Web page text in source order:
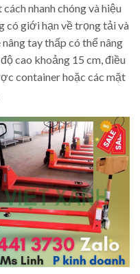
nhanh chóng và hiệu
có giới hạn về trọng tải và
tay thấp có thể nâng
cao khoảng 15 cm, điều
container hoặc các mặt